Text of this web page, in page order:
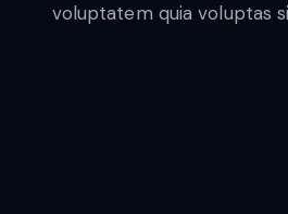
voluptatem quia voluptas